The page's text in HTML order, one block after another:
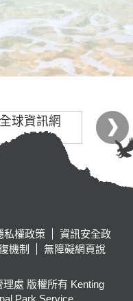
私權政策
資訊安全政
機制
無障礙網頁說
處 版權所有 Kenting
Park Service,